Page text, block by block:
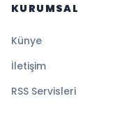
KURUMSAL
Künye
İletişim
RSS Servisleri